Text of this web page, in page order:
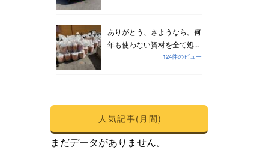
ありがとう、さようなら。何
年も使わない資材を全て処...
124件のビュー
人気記事(月間)
まだデータがありません。